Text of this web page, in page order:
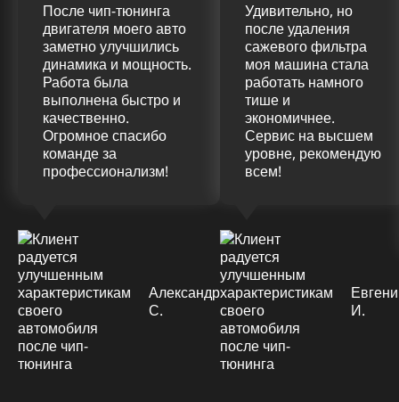
После чип-тюнинга
двигателя моего авто
заметно улучшились
динамика и мощность.
Работа была
выполнена быстро и
качественно.
Огромное спасибо
команде за
профессионализм!
Александр
С.
Удивительно, но
после удаления
сажевого фильтра
моя машина стала
работать намного
тише и
экономичнее.
Сервис на высшем
уровне, рекомендую
всем!
И.